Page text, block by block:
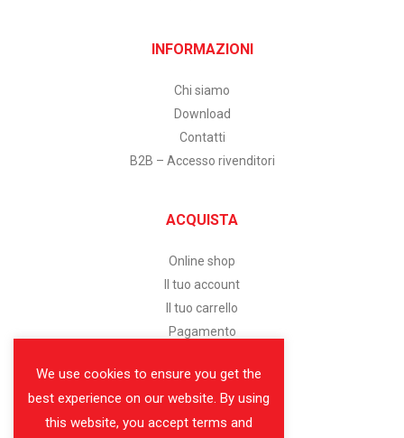
INFORMAZIONI
Chi siamo
Download
Contatti
B2B – Accesso rivenditori
ACQUISTA
Online shop
Il tuo account
Il tuo carrello
Pagamento
SERVIZIO CLIENTI
Assistenza clienti
We use cookies to ensure you get the
best experience on our website. By using
this website, you accept terms and